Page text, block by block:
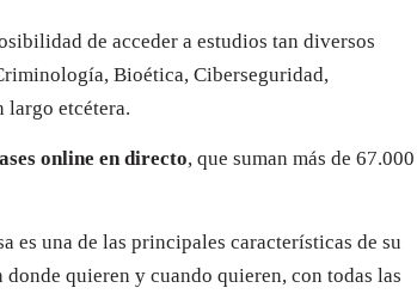
de acceder a estudios tan diversos
Bioética, Ciberseguridad,
largo etcétera.
online en directo, que suman más de 67.000
es una de las principales características de su
quieren y cuando quieren, con todas las